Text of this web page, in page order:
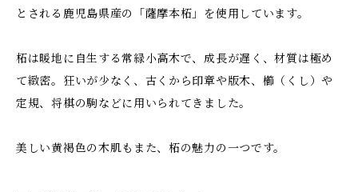
とされる鹿児島県産の「薩摩本柘」を使用しています。
柘は暖地に自生する常緑小高木で、成長が遅く、材質は極め
て緻密。狂いが少なく、古くから印章や版木、櫛（くし）や
定規、将棋の駒などに用いられてきました。
美しい黄褐色の木肌もまた、柘の魅力の一つです。